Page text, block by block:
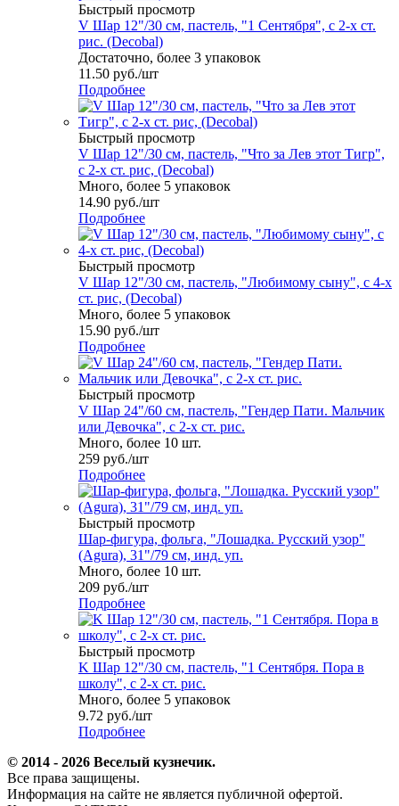
Быстрый просмотр
V Шар 12"/30 см, пастель, "1 Сентября", с 2-х ст.
рис. (Decobal)
Достаточно, более 3 упаковок
11.50 руб./шт
Подробнее
Быстрый просмотр
V Шар 12"/30 см, пастель, "Что за Лев этот Тигр",
с 2-х ст. рис, (Decobal)
Много, более 5 упаковок
14.90 руб./шт
Подробнее
Быстрый просмотр
V Шар 12"/30 см, пастель, "Любимому сыну", с 4-х
ст. рис, (Decobal)
Много, более 5 упаковок
15.90 руб./шт
Подробнее
Быстрый просмотр
V Шар 24"/60 см, пастель, "Гендер Пати. Мальчик
или Девочка", с 2-х ст. рис.
Много, более 10 шт.
259 руб./шт
Подробнее
Быстрый просмотр
Шар-фигура, фольга, "Лошадка. Русский узор"
(Agura), 31"/79 см, инд. уп.
Много, более 10 шт.
209 руб./шт
Подробнее
Быстрый просмотр
K Шар 12"/30 см, пастель, "1 Сентября. Пора в
школу", с 2-х ст. рис.
Много, более 5 упаковок
9.72 руб./шт
Подробнее
© 2014 - 2026 Веселый кузнечик.
Все права защищены.
Информация на сайте не является публичной офертой.